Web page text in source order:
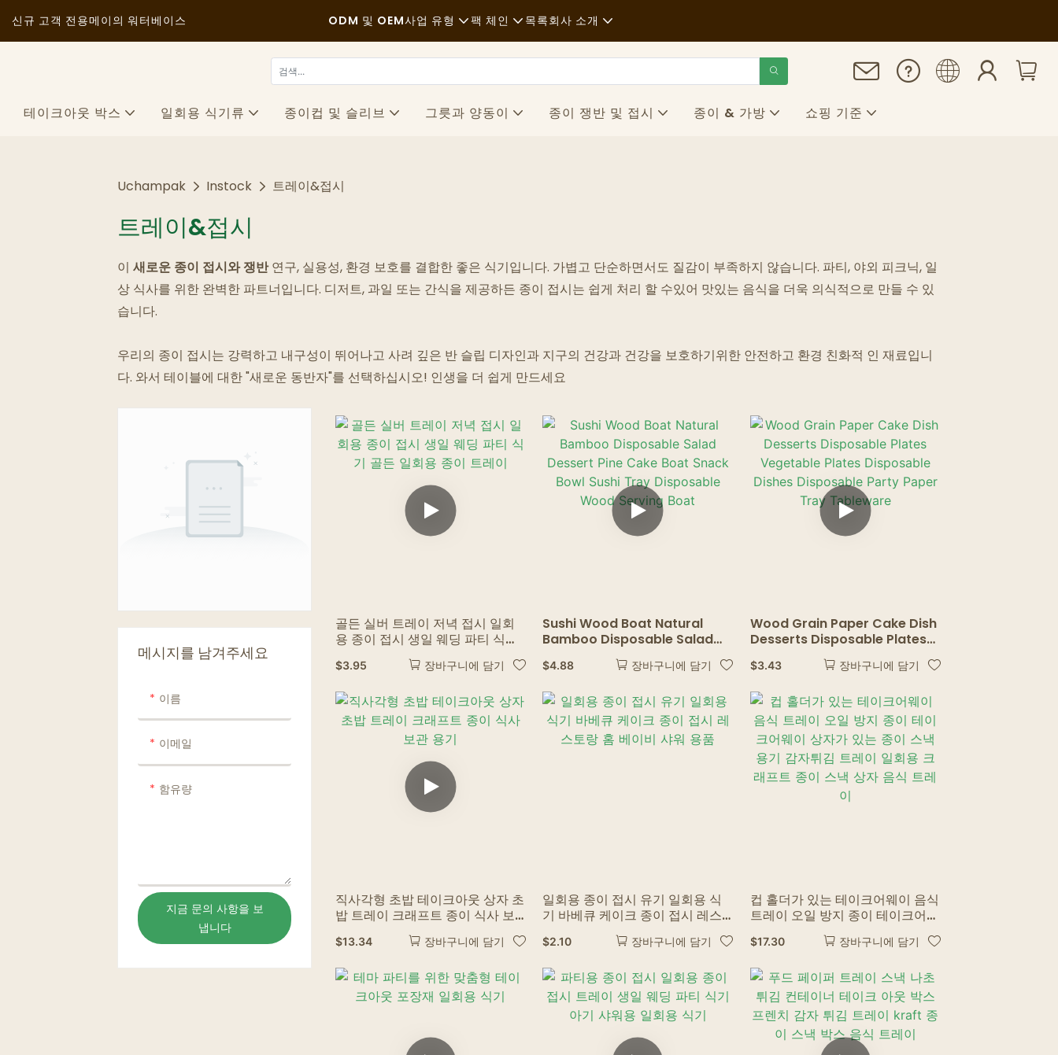
신규 고객 전용메이의 워터베이스 ODM 및 OEM사업 유형
빵집
고스트 레스토랑
팩 체인 목록회사 소개
테이크아웃 박스 일회용 식기류 종이컵 및 슬리브 그릇과 양동이 종이 쟁반 및 접시 종이 & 가방 쇼핑 기준
Uchampak Instock 트레이&접시
트레이&접시
이새로운 종이 접시와 쟁반연구, 실용성, 환경 보호를 결합한 좋은 식기입니다. 가볍고 단순하면서도 질감이 부족하지 않습니다. 파티, 야외 피크닉, 일
상 식사를 위한 완벽한 파트너입니다. 디저트, 과일 또는 간식을 제공하든 종이 접시는 쉽게 처리 할 수있어 맛있는 음식을 더욱 의식적으로 만들 수 있
습니다.
우리의 종이 접시는 강력하고 내구성이 뛰어나고 사려 깊은 반 슬립 디자인과 지구의 건강과 건강을 보호하기위한 안전하고 환경 친화적 인 재료입니
다. 와서 테이블에 대한 "새로운 동반자"를 선택하십시오! 인생을 더 쉽게 만드세요
골든 실버 트레이 저녁 접시 일회
용 종이 접시 생일 웨딩 파티 식기
골든 일회용 종이 트레이
$3.95 장바구니에 담기
Sushi Wood Boat Natural
Bamboo Disposable Salad
Dessert Pine Cake Boat
Snack Bowl Sushi Tray
Boat
$4.88 장바구니에 담기
Wood Grain Paper Cake Dish
Desserts Disposable Plates
Vegetable Plates Disposable
Dishes Disposable Party
$3.43 장바구니에 담기
직사각형 초밥 테이크아웃 상자 초
밥 트레이 크래프트 종이 식사 보
$13.34 장바구니에 담기
일회용 종이 접시 유기 일회용 식
기 바베큐 케이크 종이 접시 레스
토랑 홈 베이비 샤워 용품
$2.10 장바구니에 담기
컵 홀더가 있는 테이크어웨이 음식
트레이 오일 방지 종이 테이크어웨
이 상자가 있는 종이 스낵 용기 감
자튀김 트레이 일회용 크래프트 종
$17.30 장바구니에 담기
메시지를 남겨주세요
이름
이메일
함유량
지금 문의 사항을 보
냅니다